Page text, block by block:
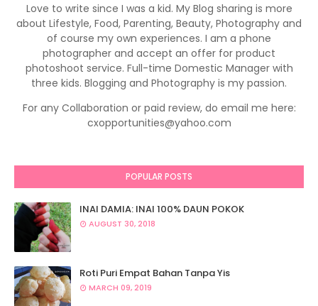
Love to write since I was a kid. My Blog sharing is more
about Lifestyle, Food, Parenting, Beauty, Photography and
of course my own experiences. I am a phone
photographer and accept an offer for product
photoshoot service. Full-time Domestic Manager with
three kids. Blogging and Photography is my passion.
For any Collaboration or paid review, do email me here:
cxopportunities@yahoo.com
POPULAR POSTS
INAI DAMIA: INAI 100% DAUN POKOK
AUGUST 30, 2018
Roti Puri Empat Bahan Tanpa Yis
MARCH 09, 2019